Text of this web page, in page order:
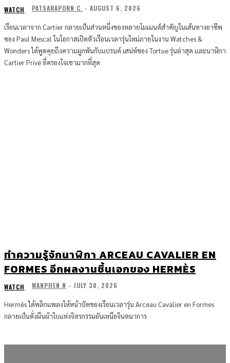
WATCH PATSARAPORN C. - AUGUST 6, 2026
เรือนเวลาจาก Cartier กลายเป็นส่วนหนึ่งของหลายโมเมนต์สำคัญในเส้นทางอาชีพ
ของ Paul Mescal ในโอกาสเปิดตัวเรือนเวลารุ่นใหม่ภายในงาน Watches &
Wonders ได้พูดคุยถึงความผูกพันกับแบรนด์ เสน่ห์ของ Tortue รุ่นล่าสุด และนาฬิกา
Cartier Privé ที่ครองใจเขามากที่สุด
ทำความรู้จักนาฬิกา ARCEAU CAVALIER EN
FORMES อีกผลงานชิ้นเอกของ HERMÈS
WATCH WANPHEN N - JULY 30, 2026
Hermès ได้พลิกแพลงให้หน้าปัดของเรือนเวลารุ่น Arceau Cavalier en Formes
กลายเป็นดั่งผืนผ้าใบแห่งจิตรกรรมอันเหนือจินตนาการ